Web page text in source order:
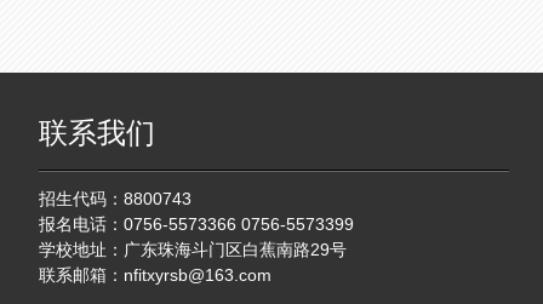
联系我们
招生代码：8800743
报名电话：0756-5573366 0756-5573399
学校地址：广东珠海斗门区白蕉南路29号
联系邮箱： nfitxyrsb@163.com